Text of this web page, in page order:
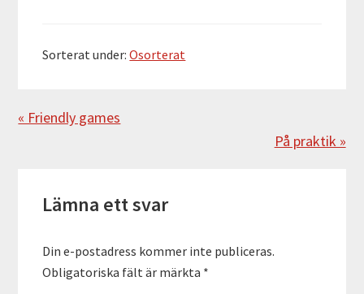
Sorterat under:Osorterat
Föregående
« Friendly games
Nästa
På praktik »
Lämna ett svar
Din e-postadress kommer inte publiceras.
Obligatoriska fält är märkta *